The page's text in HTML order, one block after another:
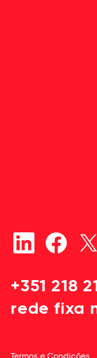
+351 218
rede fixa
Termos e Condições